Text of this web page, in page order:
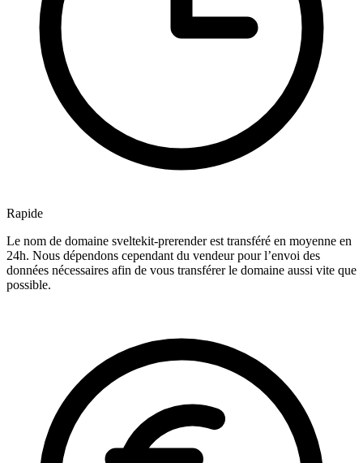
Rapide
Le nom de domaine sveltekit-prerender est transféré en moyenne en
24h. Nous dépendons cependant du vendeur pour l’envoi des
données nécessaires afin de vous transférer le domaine aussi vite que
possible.